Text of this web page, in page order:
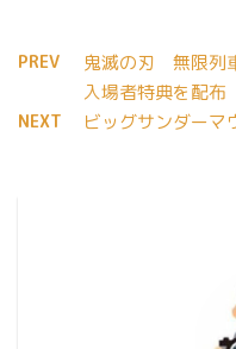
PREV 鬼滅の刃 無限列
入場者特典を配布
NEXT ビッグサンダー